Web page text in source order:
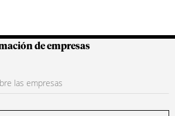
Colombianas
de empresas